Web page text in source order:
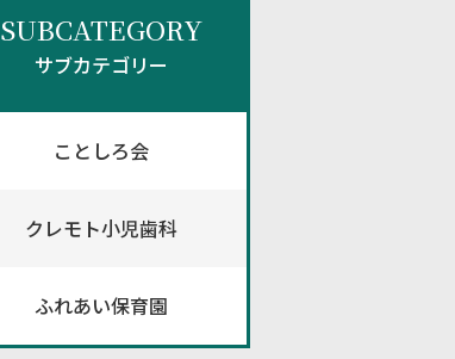
SUBCATEGORY
サブカテゴリー
ことしろ会
クレモト小児歯科
ふれあい保育園